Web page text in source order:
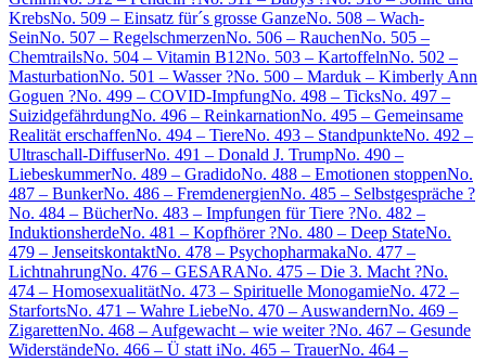
KrebsNo. 509 – Einsatz für´s grosse GanzeNo. 508 – Wach-
SeinNo. 507 – RegelschmerzenNo. 506 – RauchenNo. 505 –
ChemtrailsNo. 504 – Vitamin B12No. 503 – KartoffelnNo. 502 –
MasturbationNo. 501 – Wasser ?No. 500 – Marduk – Kimberly Ann
Goguen ?No. 499 – COVID-ImpfungNo. 498 – TicksNo. 497 –
SuizidgefährdungNo. 496 – ReinkarnationNo. 495 – Gemeinsame
Realität erschaffenNo. 494 – TiereNo. 493 – StandpunkteNo. 492 –
Ultraschall-DiffuserNo. 491 – Donald J. TrumpNo. 490 –
LiebeskummerNo. 489 – GradidoNo. 488 – Emotionen stoppenNo.
487 – BunkerNo. 486 – FremdenergienNo. 485 – Selbstgespräche ?
No. 484 – BücherNo. 483 – Impfungen für Tiere ?No. 482 –
InduktionsherdeNo. 481 – Kopfhörer ?No. 480 – Deep StateNo.
479 – JenseitskontaktNo. 478 – PsychopharmakaNo. 477 –
LichtnahrungNo. 476 – GESARANo. 475 – Die 3. Macht ?No.
474 – HomosexualitätNo. 473 – Spirituelle MonogamieNo. 472 –
StarfortsNo. 471 – Wahre LiebeNo. 470 – AuswandernNo. 469 –
ZigarettenNo. 468 – Aufgewacht – wie weiter ?No. 467 – Gesunde
WiderständeNo. 466 – Ü statt iNo. 465 – TrauerNo. 464 –